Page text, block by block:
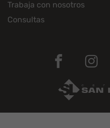
Trabaja con nosotros
Consultas